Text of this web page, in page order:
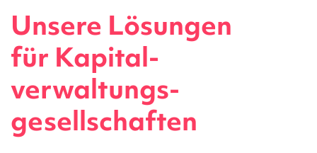
Unsere Lösungen
für Kapital­
verwaltungs­
gesellschaften